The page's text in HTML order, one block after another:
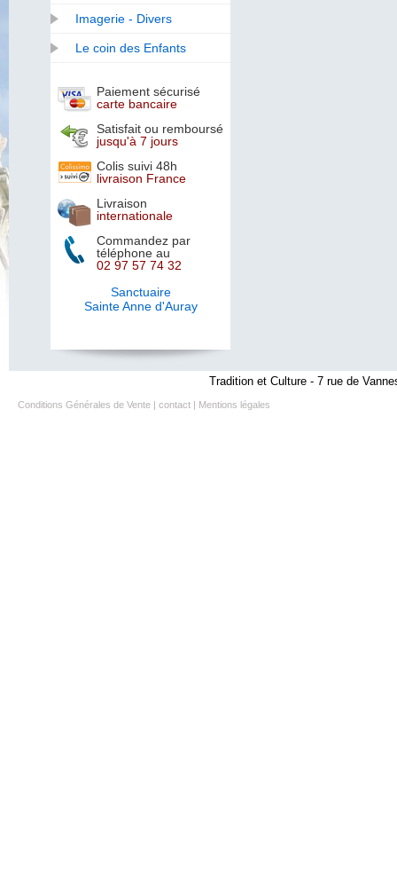
Imagerie - Divers
Le coin des Enfants
Paiement sécurisé
carte bancaire
Satisfait ou remboursé
jusqu'à 7 jours
Colis suivi 48h
livraison France
Livraison
internationale
Commandez par
téléphone au
02 97 57 74 32
Sanctuaire
Sainte Anne d'Auray
Tradition et Culture - 7 rue de
Conditions Générales de Vente | contact | Mentions légales